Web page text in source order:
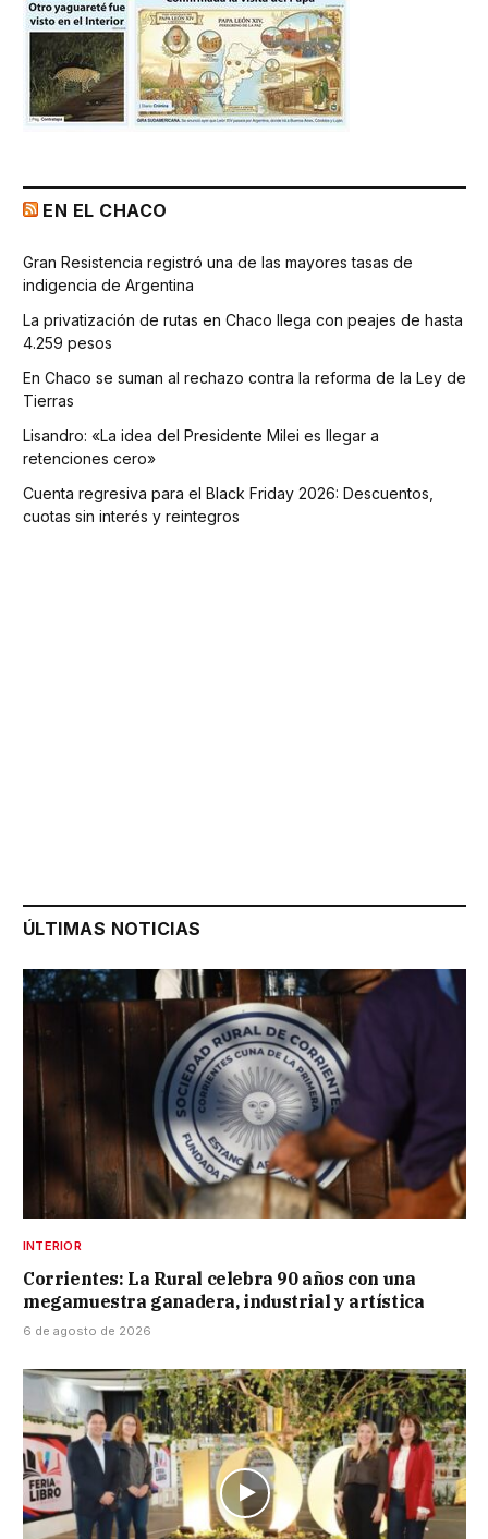
EN EL CHACO
Gran Resistencia registró una de las mayores tasas de
indigencia de Argentina
La privatización de rutas en Chaco llega con peajes de hasta
4.259 pesos
En Chaco se suman al rechazo contra la reforma de la Ley de
Tierras
Lisandro: «La idea del Presidente Milei es llegar a
retenciones cero»
Cuenta regresiva para el Black Friday 2026: Descuentos,
cuotas sin interés y reintegros
ÚLTIMAS NOTICIAS
INTERIOR
Corrientes: La Rural celebra 90 años con una
megamuestra ganadera, industrial y artística
6 de agosto de 2026